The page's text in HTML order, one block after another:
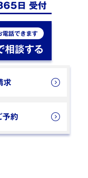
日 受付
電話できます
相談する
求
予約